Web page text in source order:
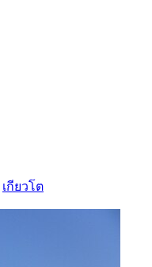
เกียวโต